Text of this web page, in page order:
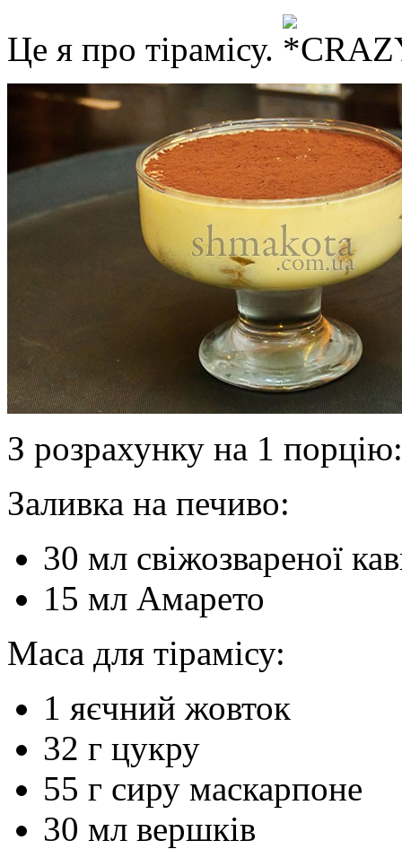
Це я про тірамісу.
З розрахунку на 1 порцію:
Заливка на печиво:
30 мл свіжозвареної
15 мл Амарето
Маса для тірамісу:
1 яєчний жовток
32 г цукру
55 г сиру маскарпоне
30 мл вершків